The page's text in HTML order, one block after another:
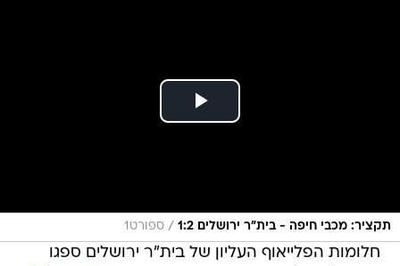
תקציר: מכבי חיפה - בית"ר ירושלים 1:2 / ספורט1
חלומות הפלייאוף העליון של בית"ר ירושלים ספגו